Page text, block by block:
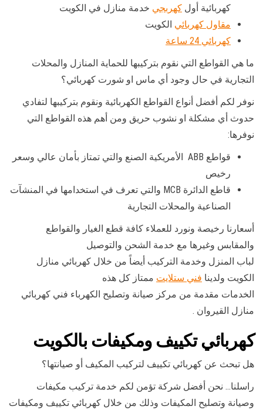
كهربائية أول كهربجي خدمة منازل في الكويت
مقاول كهربائي الكويت
كهربائي 24 ساعة
ما هي القواطع التي نقوم بتركيبها للحماية المنازل والمحلات
التجارية في حال وجود أي ماس او شورت كهربائي؟
نوفر لكم أفضل أنواع القواطع الكهربائية ونقوم بتركيبها لتفادي
حدوث أي مشكلة او نشوب حريق ومن أهم هذه القواطع التي
نوفرها:
قواطع ABB الأمريكية الصنع والتي تمتاز بأمان عالي وسعر
رخيص
قاطع الدائرة MCB والتي تعرف في استخدامها في المنشآت
الصناعية والمحلات التجارية
أسعارنا رخيصة ونورد للعملاء كافة قطع الغيار والقواطع
والمقابس وغيرها مع خدمة الشحن والتوصيل
لباب المنزل وخدمة التركيب أيضاً من خلال كهربائي منازل
الكويت ولدينا فني ستلايت ممتاز كل هذه
الخدمات مقدمة من مركز صيانة وتصليح الكهرباء فني كهربائي
منازل القيروان .
كهربائي تكييف ومكيفات بالكويت
هل تبحث عن كهربائي تكييف لتركيب المكيف أو صيانتها؟
راسلنا… نحن أفضل شركة تؤمن لكم خدمة تركيب مكيفات
وصيانة وتصليح المكيفات وذلك من خلال كهربائي تكييف ومكيفات